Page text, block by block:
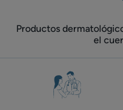
Productos
el